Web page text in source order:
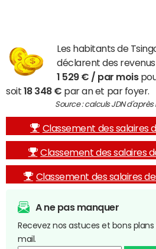
Les habitants de
déclarent des
1 529 € / par mois
soit 18 348 € par an et par foyer.
Source : calculs JDN
Classement des salaires
Classement des salaires
Classement des salaires
A ne pas manquer
Recevez nos astuces et bons
mail.